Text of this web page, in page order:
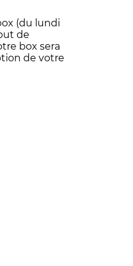
(du lundi
de
box sera
de votre